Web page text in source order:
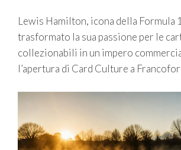
Lewis Hamilton, icona della Formula
trasformato la sua passione per le
collezionabili in un impero
l’apertura di Card Culture a